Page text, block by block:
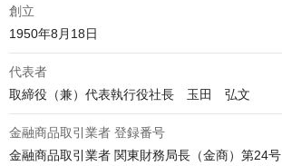
創立
1950年8月18日
代表者
取締役（兼）代表執行役社長　玉田　弘文
金融商品取引業者 登録番号
金融商品取引業者 関東財務局長（金商）第24号